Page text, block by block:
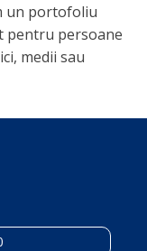
un portofoliu
pentru persoane
medii sau